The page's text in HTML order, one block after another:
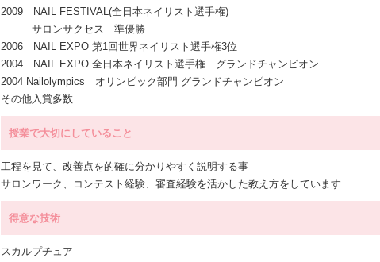
2009 NAIL FESTIVAL(全日本ネイリスト選手権)
サロンサクセス 準優勝
2006 NAIL EXPO 第1回世界ネイリスト選手権3位
2004 NAIL EXPO 全日本ネイリスト選手権 グランドチャンピオン
2004 Nailolympics オリンピック部門 グランドチャンピオン
その他入賞多数
授業で大切にしていること
工程を見て、改善点を的確に分かりやすく説明する事
サロンワーク、コンテスト経験、審査経験を活かした教え方をしています
得意な技術
スカルプチュア